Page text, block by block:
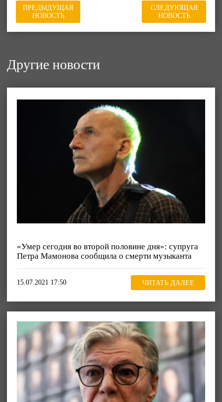
ПРЕДЫДУЩАЯ
НОВОСТЬ
СЛЕДУЮЩАЯ
НОВОСТЬ
Другие новости
«Умер сегодня во второй половине дня»: супруга
Петра Мамонова сообщила о смерти музыканта
15.07.2021 17:50 ЧИТАТЬ ДАЛЕЕ